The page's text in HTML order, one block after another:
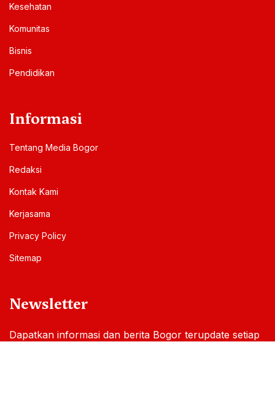
Kesehatan
Komunitas
Bisnis
Pendidikan
Informasi
Tentang Media Bogor
Redaksi
Kontak Kami
Kerjasama
Privacy Policy
Sitemap
Newsletter
Dapatkan informasi dan berita Bogor terupdate setiap